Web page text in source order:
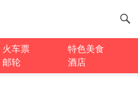
火车票
特色美食
邮轮 酒店